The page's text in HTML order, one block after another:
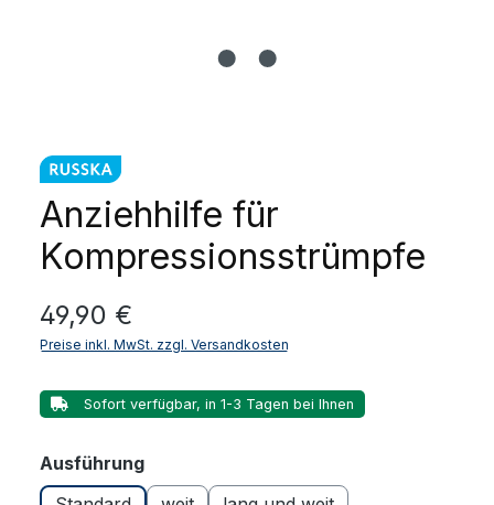
Anziehhilfe für
Kompressionsstrümpfe
Regulärer Preis:
49,90 €
Preise inkl. MwSt. zzgl. Versandkosten
Sofort verfügbar, in 1-3 Tagen bei Ihnen
Ausführungauswählen